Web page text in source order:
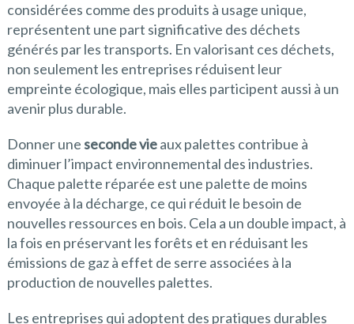
considérées comme des produits à usage unique,
représentent une part significative des déchets
générés par les transports. En valorisant ces déchets,
non seulement les entreprises réduisent leur
empreinte écologique, mais elles participent aussi à un
avenir plus durable.
Donner uneseconde vieaux palettes contribue à
diminuer l’impact environnemental des industries.
Chaque palette réparée est une palette de moins
envoyée à la décharge, ce qui réduit le besoin de
nouvelles ressources en bois. Cela a un double impact, à
la fois en préservant les forêts et en réduisant les
émissions de gaz à effet de serre associées à la
production de nouvelles palettes.
Les entreprises qui adoptent des pratiques durables